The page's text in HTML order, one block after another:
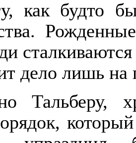
как будто
дело лишь на
Тальберу,